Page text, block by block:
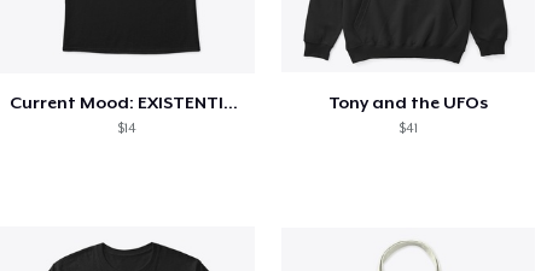
Current Mood: EXISTENTIAL CRISIS
$14
Tony and the UFOs
$41